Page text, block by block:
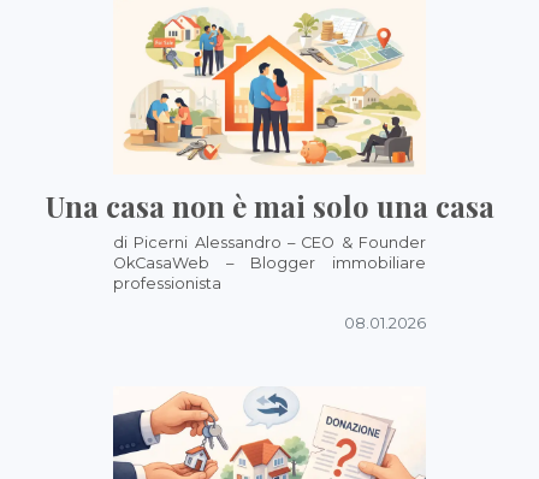
Una casa non è mai solo una casa
di Picerni Alessandro – CEO & Founder
OkCasaWeb – Blogger immobiliare
professionista
08.01.2026